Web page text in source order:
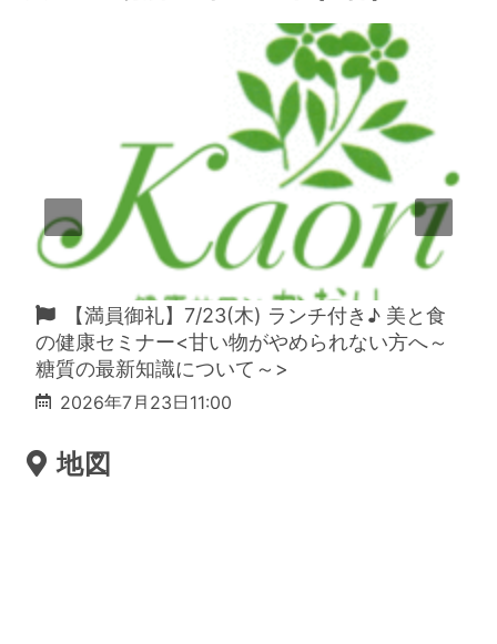
【満員御礼】7/23(木) ランチ付き♪ 美と食
の健康セミナー<甘い物がやめられない方へ～
糖質の最新知識について～>
2026年7月23日11:00
地図